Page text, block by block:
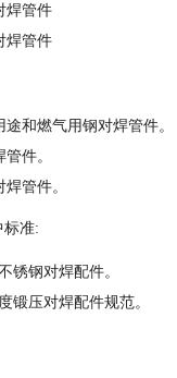
焊管件
焊管件
途和燃气用钢对焊管件。
件。
管件。
标准:
锈钢对焊配件。
锻压对焊配件规范。